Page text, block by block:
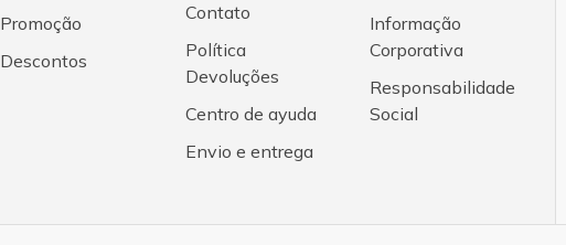
Promoção
Descontos
Contato
Política
Devoluções
Centro de ayuda
Envio e entrega
Informação
Corporativa
Responsabilidade
Social